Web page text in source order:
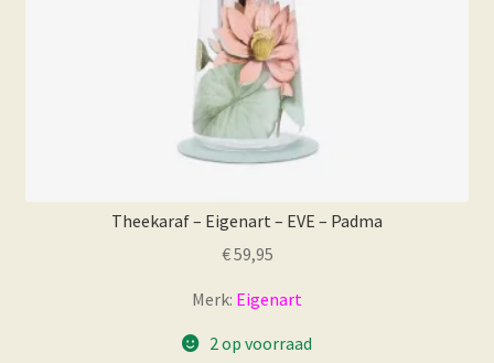
Theekaraf – Eigenart – EVE – Padma
€59,95
Merk: Eigenart
2 op voorraad